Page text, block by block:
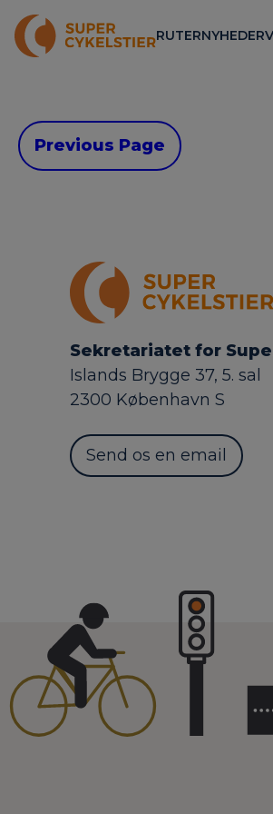
RUTERNYHEDER
Previous Page
Sekretariatet for
Islands Brygge 37, 5. sal
2300 København S
Send os en email